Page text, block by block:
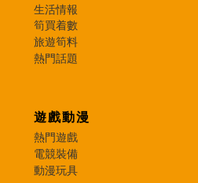
生活情報
筍買着數
旅遊筍料
熱門話題
遊戲動漫
熱門遊戲
電競裝備
動漫玩具